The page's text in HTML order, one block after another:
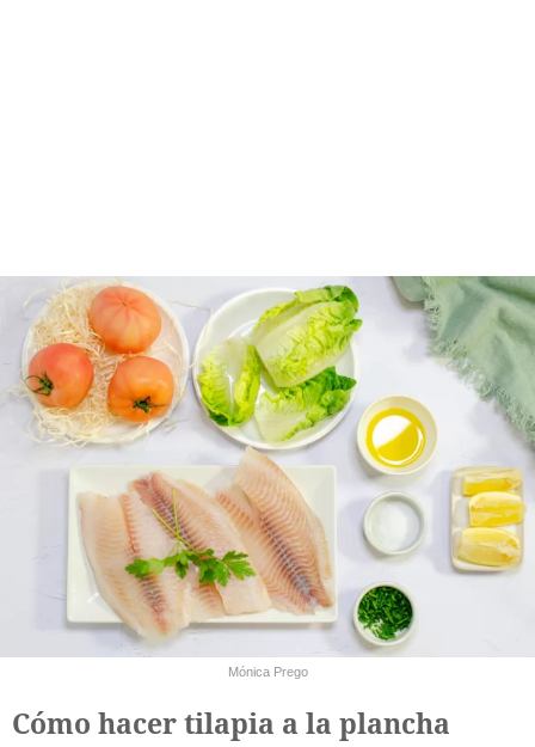
Mónica Prego
Cómo hacer tilapia a la plancha